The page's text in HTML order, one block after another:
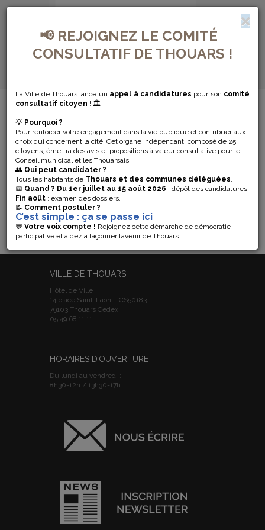
📢 REJOIGNEZ LE COMITÉ
CONSULTATIF DE THOUARS !
La Ville de Thouars lance un appel à candidatures pour son comité
consultatif citoyen ! 🏛️
💡 Pourquoi ?
Pour renforcer votre engagement dans la vie publique et contribuer aux
choix qui concernent la cité. Cet organe indépendant, composé de 25
citoyens, émettra des avis et propositions à valeur consultative pour le
Conseil municipal et les Thouarsais.
👥 Qui peut candidater ?
Tous les habitants de Thouars et des communes déléguées.
📅 Quand ? Du 1er juillet au 15 août 2026 : dépôt des candidatures.
Fin août : examen des dossiers.
📝 Comment postuler ?
C’est simple : ça se passe ici
💬 Votre voix compte ! Rejoignez cette démarche de démocratie
participative et aidez à façonner l’avenir de Thouars.
MENU DE NAVIGATION...
METTRE À
JOUR VOTRE
CARTE
BANCAIRE
VILLE DE THOUARS
Hôtel de Ville
14 place Saint-Laon – CS50183
79103 Thouars Cedex
05.49.68.11.11
HORAIRES D’OUVERTURE
Du lundi au vendredi :
8h30-12h / 13h30-17h